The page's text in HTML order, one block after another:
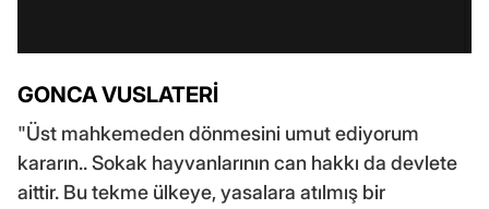
GONCA VUSLATERİ
"Üst mahkemeden dönmesini umut ediyorum
kararın.. Sokak hayvanlarının can hakkı da devlete
aittir. Bu tekme ülkeye, yasalara atılmış bir